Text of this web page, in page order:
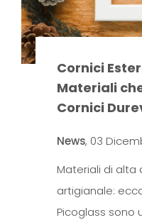
Cornici
Materiali
Cornici
News, 03
Materiali di alta
artigianale:
Picoglass sono